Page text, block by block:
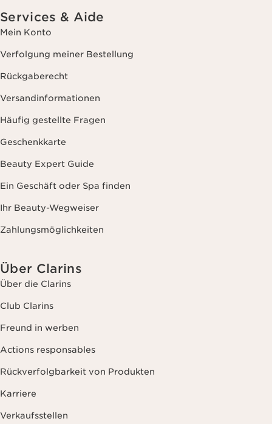
Services & Aide
Mein Konto
Verfolgung meiner Bestellung
Rückgaberecht
Versandinformationen
Häufig gestellte Fragen
Geschenkkarte
Beauty Expert Guide
Ein Geschäft oder Spa finden
Ihr Beauty-Wegweiser
Zahlungsmöglichkeiten
Über Clarins
Über die Clarins
Club Clarins
Freund in werben
Actions responsables
Rückverfolgbarkeit von Produkten
Karriere
Verkaufsstellen